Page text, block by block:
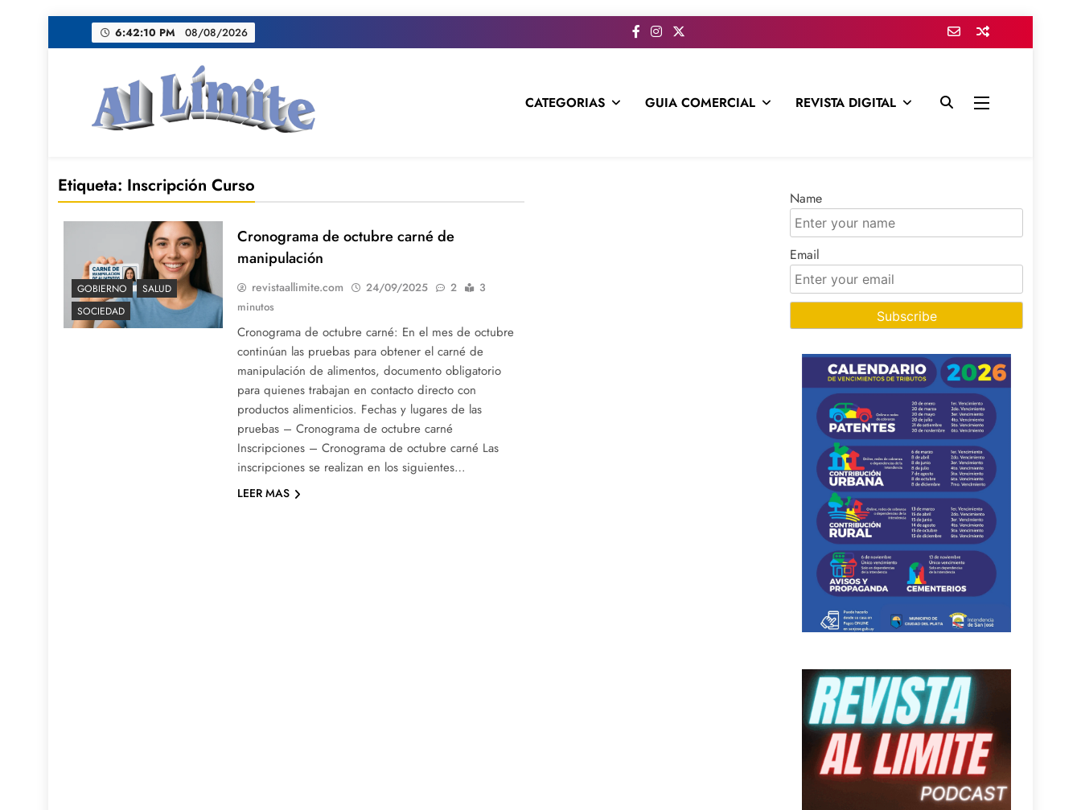
al
6:42:11 PM 08/08/2026
CATEGORIAS GUIA COMERCIAL REVISTA DIGITAL
Etiqueta: Inscripción Curso
GOBIERNO
SALUD
SOCIEDAD
Cronograma de octubre carné de
manipulación
revistaallimite.com 24/09/2025 2
3
minutos
Cronograma de octubre carné: En el mes de octubre
continúan las pruebas para obtener el carné de
manipulación de alimentos, documento obligatorio
para quienes trabajan en contacto directo con
productos alimenticios. Fechas y lugares de las
pruebas – Cronograma de octubre carné
Inscripciones – Cronograma de octubre carné Las
inscripciones se realizan en los siguientes…
LEER MAS
Name
Email